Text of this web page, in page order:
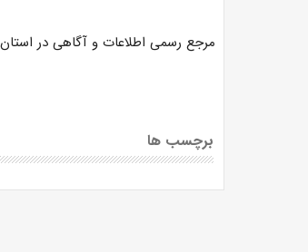
مرجع رسمی اطلاعات و آگاهی در استان
برچسب ها